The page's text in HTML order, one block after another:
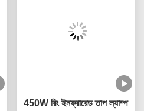
450W রিং ইনফ্রারেড তাপ ল্যাম্প